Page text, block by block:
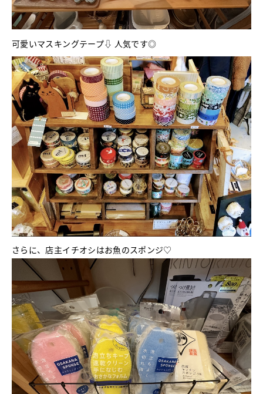
可愛いマスキングテープ⇩ 人気です◎
さらに、店主イチオシはお魚のスポンジ♡